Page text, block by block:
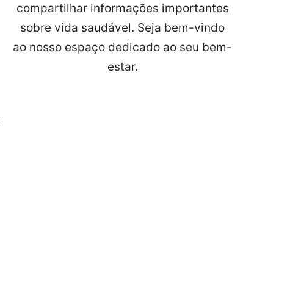
compartilhar informações importantes
sobre vida saudável. Seja bem-vindo
ao nosso espaço dedicado ao seu bem-
estar.